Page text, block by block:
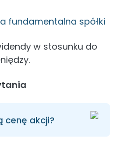
fundamentalna spółki
w stosunku do
cenę akcji?